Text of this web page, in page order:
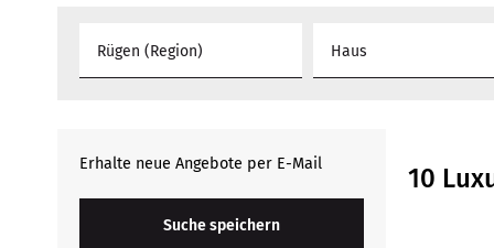
Haus
Erhalte neue Angebote per E-Mail
Suche speichern
10